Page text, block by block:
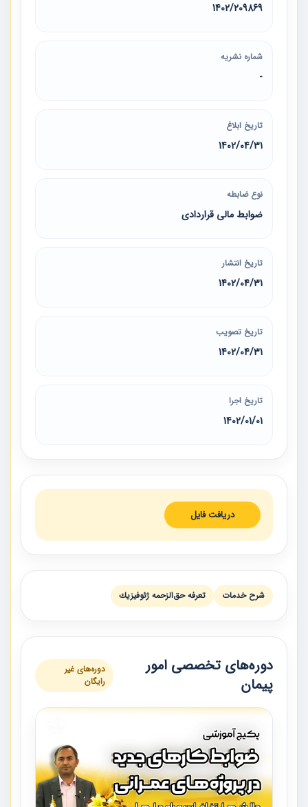
1402/209869
شماره نشریه
-
تاریخ ابلاغ
1402/04/31
نوع ضابطه
ضوابط مالی قراردادی
تاریخ انتشار
1402/04/31
تاریخ تصویب
1402/04/31
تاریخ اجرا
1402/01/01
دریافت فایل
شرح خدمات تعرفه حق‌الزحمه ژئوفيزيك
دوره‌های تخصصی امور
پیمان
دوره‌های غیر
رایگان